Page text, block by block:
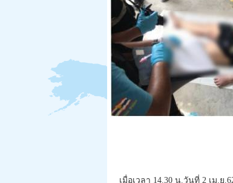
เมื่อเวลา 14.30 น.วันที่ 2 เม.